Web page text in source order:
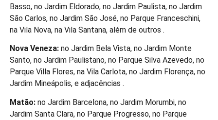
Basso, no Jardim Eldorado, no Jardim Paulista, no Jardim
São Carlos, no Jardim São José, no Parque Franceschini,
na Vila Nova, na Vila Santana, além de outros .
Nova Veneza: no Jardim Bela Vista, no Jardim Monte
Santo, no Jardim Paulistano, no Parque Silva Azevedo, no
Parque Villa Flores, na Vila Carlota, no Jardim Florença, no
Jardim Mineápolis, e adjacências .
Matão: no Jardim Barcelona, no Jardim Morumbi, no
Jardim Santa Clara, no Parque Progresso, no Parque